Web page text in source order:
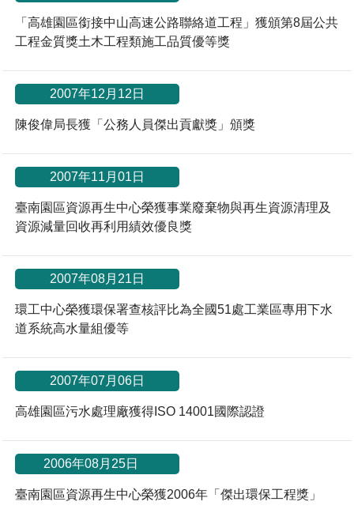
「高雄園區銜接中山高速公路聯絡道工程」獲頒第8屆公共
工程金質獎土木工程類施工品質優等獎
2007年12月12日
陳俊偉局長獲「公務人員傑出貢獻獎」頒獎
2007年11月01日
臺南園區資源再生中心榮獲事業廢棄物與再生資源清理及
資源減量回收再利用績效優良獎
2007年08月21日
環工中心榮獲環保署查核評比為全國51處工業區專用下水
道系統高水量組優等
2007年07月06日
高雄園區污水處理廠獲得ISO 14001國際認證
2006年08月25日
臺南園區資源再生中心榮獲2006年「傑出環保工程獎」